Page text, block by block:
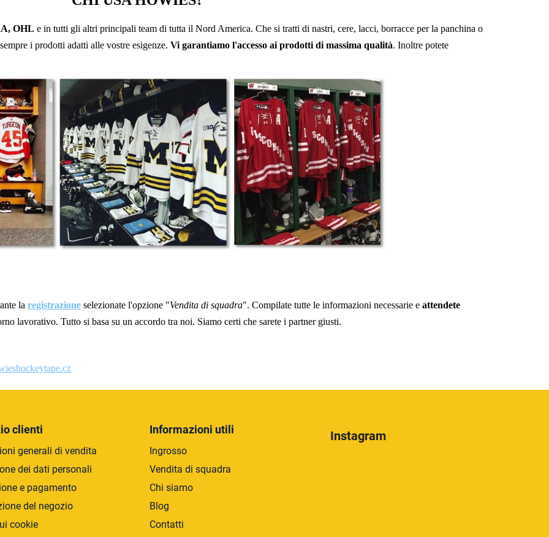
OHL e in tutti gli altri principali team di tutta il Nord America. Che si tratti di nastri, cere, lacci, borracce per la panchina o
i prodotti adatti alle vostre esigenze. Vi garantiamo l'accesso ai prodotti di massima qualità. Inoltre potete
la registrazione selezionate l'opzione "Vendita di squadra". Compilate tutte le informazioni necessarie e attendete
lavorativo. Tutto si basa su un accordo tra noi. Siamo certi che sarete i partner giusti.
clienti
generali di vendita
dei dati personali
e pagamento
del negozio
cookie
Informazioni utili
Ingrosso
Vendita di squadra
Chi siamo
Blog
Contatti
Instagram